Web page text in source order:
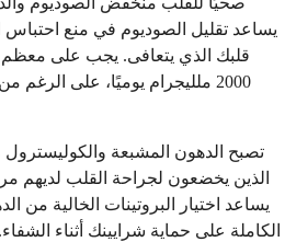
يساعد تقليل الصوديوم في منع احتباس
قلبك الذي يتعافى. يجب على معظم
2000 ملليجرام يوميًا، على
تصبح الدهون المشبعة
الذين يخضعون لجراحة القلب لديهم
يساعد اختيار البروتينات الخالية من
الكاملة على حماية شرايينك أثناء